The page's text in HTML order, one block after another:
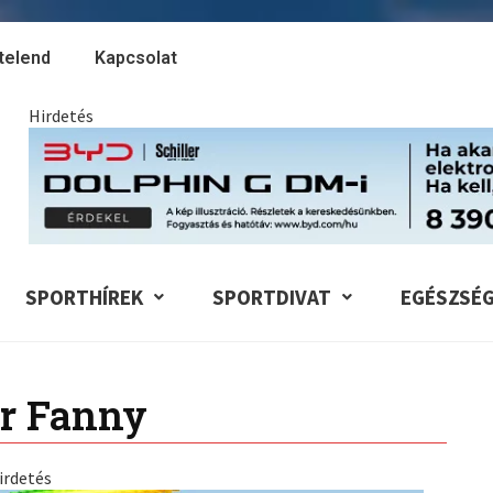
Kapcsolat
Hirdetés
SPORTHÍREK SPORTDIVAT EGÉSZSÉG
Fanny